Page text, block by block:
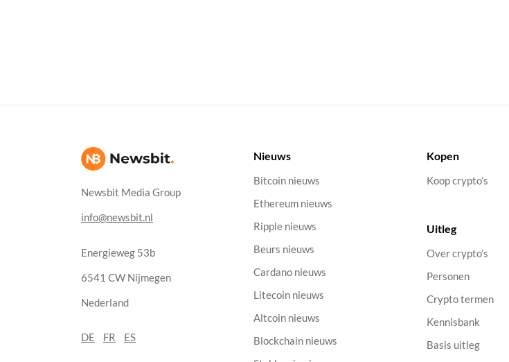
Newsbit Media Group
info@newsbit.nl
Energieweg 53b
6541 CW Nijmegen
Nederland
DE FR ES
Nieuws
Bitcoin nieuws
Ethereum nieuws
Ripple nieuws
Beurs nieuws
Cardano nieuws
Litecoin nieuws
Altcoin nieuws
Blockchain nieuws
Kopen
Koop crypto’s
Uitleg
Over crypto’s
Personen
Crypto termen
Kennisbank
Basis uitleg